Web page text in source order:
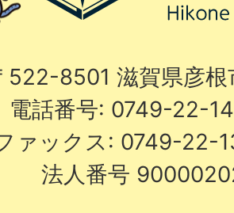
522-8501 滋賀県彦
電話番号: 0749-22-
ァックス: 0749-22-
法人番号